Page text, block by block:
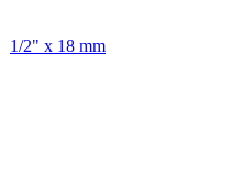
1/2" x 18 mm